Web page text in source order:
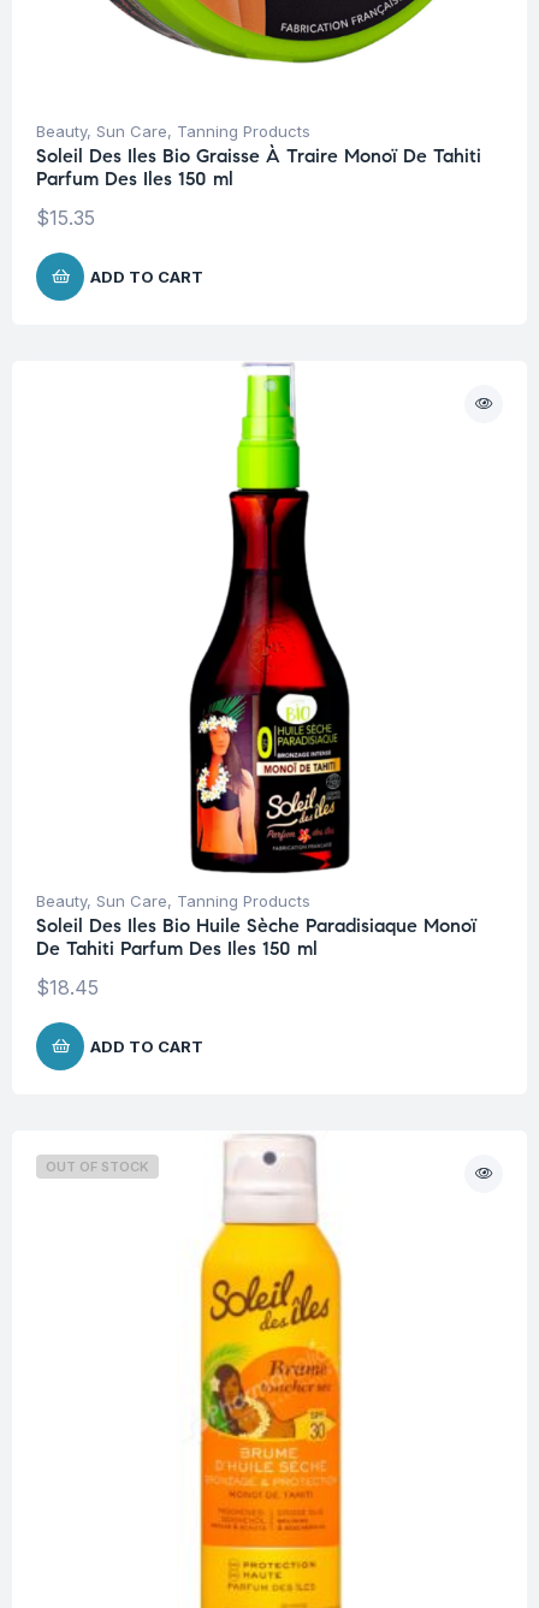
Beauty, Sun Care, Tanning Products
Soleil Des Iles Bio Graisse À Traire Monoï De Tahiti
Parfum Des Iles 150 ml
$15.35
ADD TO CART
Beauty, Sun Care, Tanning Products
Soleil Des Iles Bio Huile Sèche Paradisiaque Monoï
De Tahiti Parfum Des Iles 150 ml
$18.45
ADD TO CART
OUT OF STOCK